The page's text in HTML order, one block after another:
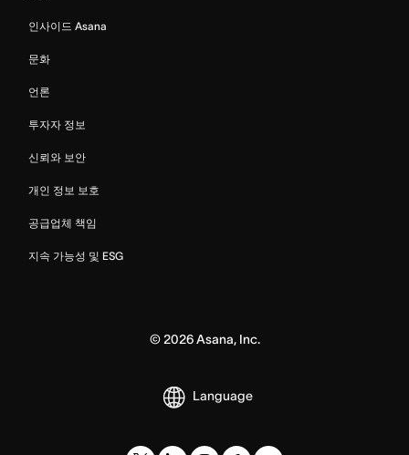
인사이드 Asana
문화
언론
투자자 정보
신뢰와 보안
개인 정보 보호
공급업체 책임
지속 가능성 및 ESG
© 2026Asana, Inc.
Language